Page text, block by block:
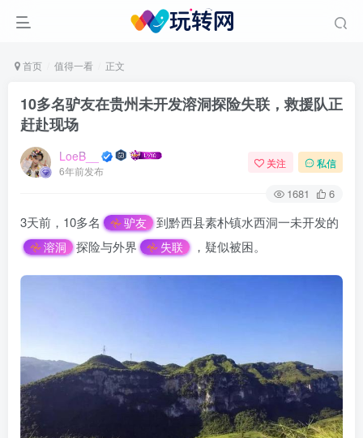
首页 值得一看 正文
10多名驴友在贵州未开发溶洞探险失联，救援队正
赶赴现场
LoeB__
6年前发布
关注 私信
1681 6
3天前，10多名 驴友 到黔西县素朴镇水西洞一未开发的
溶洞 探险与外界 失联 ，疑似被困。